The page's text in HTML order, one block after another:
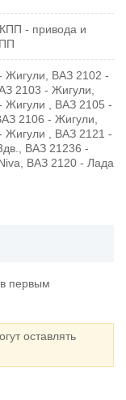
- привода и
Жигули, ВАЗ 2102 -
2103 - Жигули,
Жигули , ВАЗ 2105 -
2106 - Жигули,
Жигули , ВАЗ 2121 -
ВАЗ 21236 -
ВАЗ 2120 - Лада
первым
оставлять